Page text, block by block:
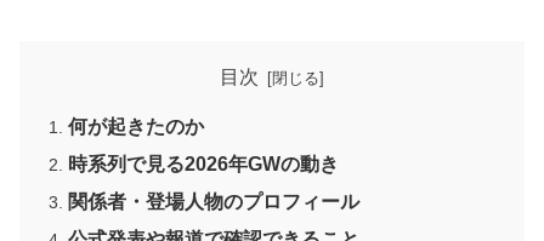
目次
何が起きたのか
時系列で見る2026年GWの動き
関係者・登場人物のプロフィール